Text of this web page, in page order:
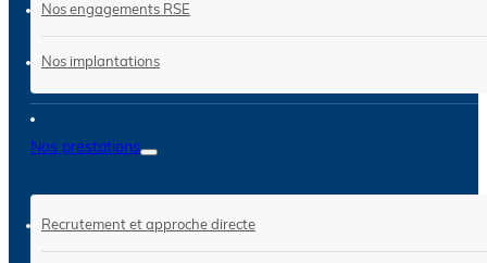
Nos engagements RSE
Nos implantations
Nos prestations
Recrutement et approche directe